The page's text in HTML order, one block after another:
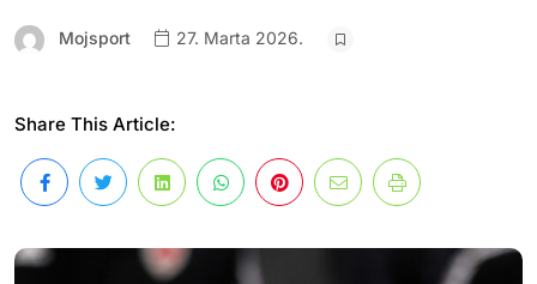
Mojsport 27. Marta 2026.
Share This Article: